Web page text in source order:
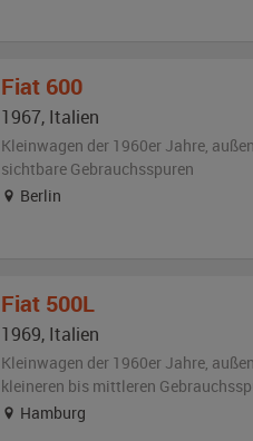
Fiat 600
1967, Italien
Kleinwagen der 1960er Jahre, außen
sichtbare Gebrauchsspuren
Berlin
Fiat 500L
1969, Italien
Kleinwagen der 1960er Jahre, außen
kleineren bis mittleren
Hamburg